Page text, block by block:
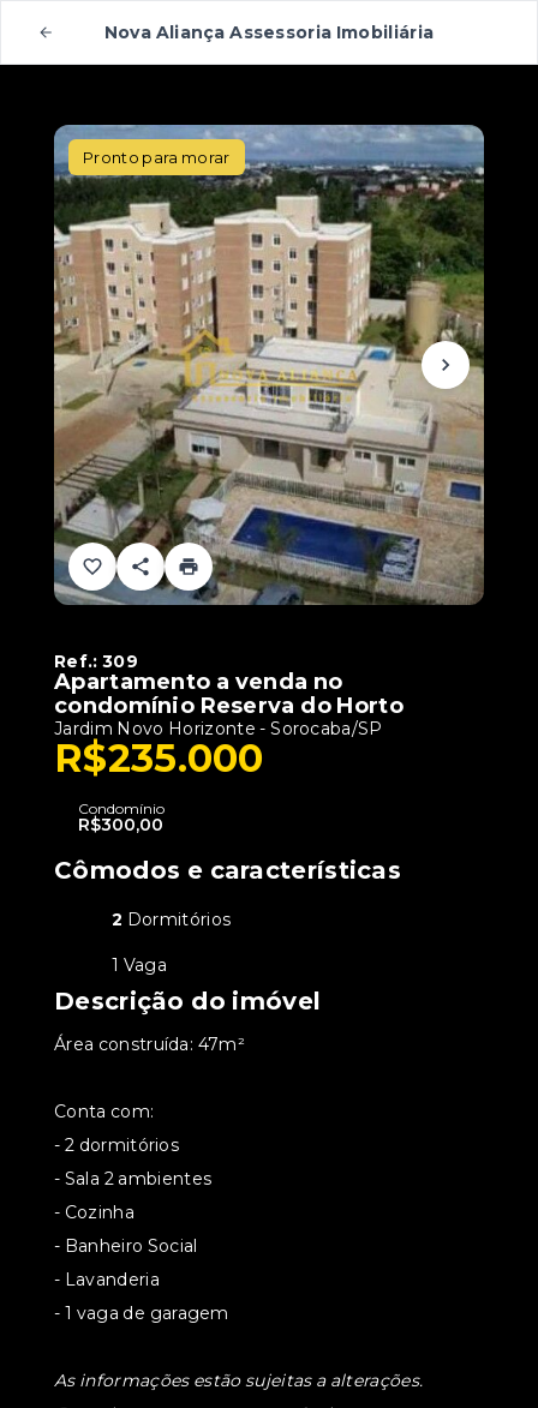
Nova Aliança Assessoria Imobiliária
Pronto para morar
Ref.:309
Apartamento a venda no
condomínio Reserva do Horto
Jardim Novo Horizonte - Sorocaba/SP
R$235.000
Condomínio
R$300,00
Cômodos e características
2 Dormitórios
1 Vaga
Descrição do imóvel
Área construída: 47m²
Conta com:
- 2 dormitórios
- Sala 2 ambientes
- Cozinha
- Banheiro Social
- Lavanderia
- 1 vaga de garagem
As informações estão sujeitas a alterações.